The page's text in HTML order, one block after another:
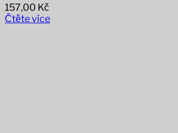
157,00 Kč
Čtěte více